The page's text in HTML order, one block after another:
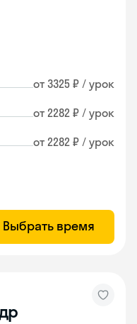
от 3325 ₽ / урок
от 2282 ₽ / урок
от 2282 ₽ / урок
Выбрать время